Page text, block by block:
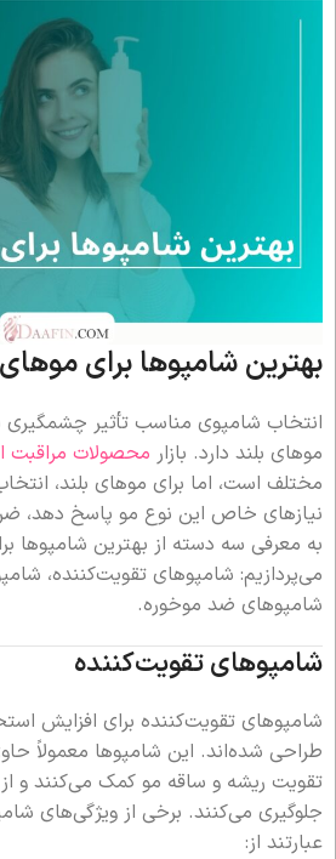
بهترین شامپوها برای موهای
انتخاب شامپوی مناسب تأثیر چشمگیری
موهای بلند دارد. بازار محصولات مراقبت
مختلف است، اما برای موهای بلند،
نیازهای خاص این نوع مو پاسخ دهد،
به معرفی سه دسته از بهترین شامپوها
می‌پردازیم: شامپوهای تقویت‌کننده،
شامپوهای ضد موخوره.
شامپوهای تقویت‌کننده
شامپوهای تقویت‌کننده برای افزایش
طراحی شده‌اند. این شامپوها معمولاً
تقویت ریشه و ساقه مو کمک می‌کنند و
جلوگیری می‌کنند. برخی از ویژگی‌های
عبارتند از: